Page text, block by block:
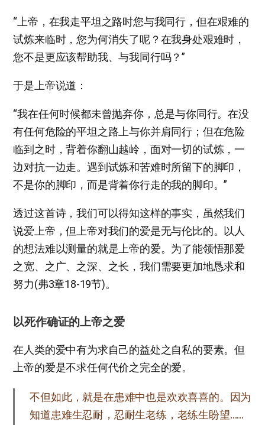
“上帝，在我走平坦之路时您与我同行，但在艰难的
试炼来临时，您为何消失了呢？在我身处艰难时，
您不是更应该帮助我、与我同行吗？”
于是上帝说道：
“我在任何时候都未曾抛弃你，总是与你同行。在没
有任何危险的平坦之路上与你并肩同行；但在危险
临到之时，背着你翻山越岭，面对一切的试炼，一
边对抗一边走。遇到试炼和苦难时所留下的脚印，
不是你的脚印，而是背着你行走的我的脚印。”
透过这首诗，我们可以得知这样的事实，虽然我们
说爱上帝，但上帝对我们的爱是无与伦比的。以人
的想法难以测量的就是上帝的爱。为了能领悟那爱
之宽、之广、之深、之长，我们需要更加地恳求和
努力(弗3章18-19节)。
以死作确证的上帝之爱
在人类的爱中有为求自己的益处之自私的要素。但
上帝的爱是不求任何代价之完全的爱。
不但如此，就是在患难中也是欢欢喜喜的。因为
知道患难生忍耐，忍耐生老练，老练生盼望……